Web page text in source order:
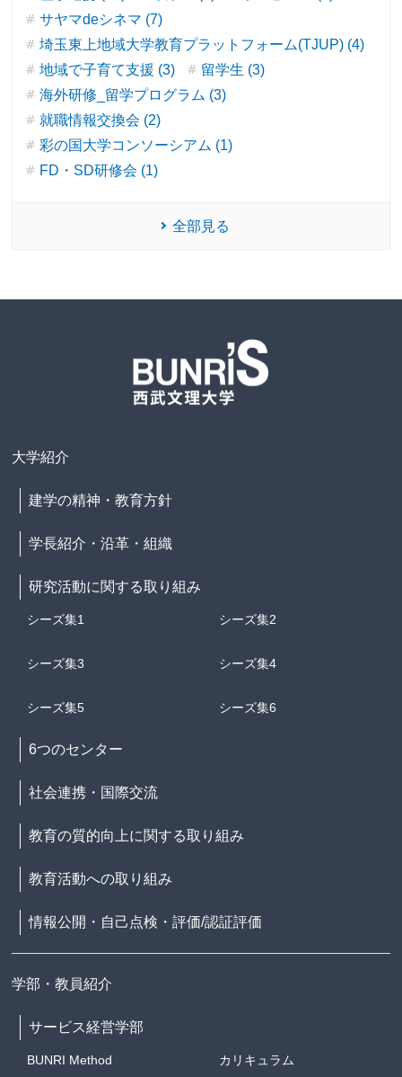
サヤマdeシネマ (7)
埼玉東上地域大学教育プラットフォーム(TJUP) (4)
地域で子育て支援 (3)
留学生 (3)
海外研修_留学プログラム (3)
就職情報交換会 (2)
彩の国大学コンソーシアム (1)
FD・SD研修会 (1)
全部見る
大学紹介
建学の精神・教育方針
学長紹介・沿革・組織
研究活動に関する取り組み
シーズ集1 シーズ集2
シーズ集3 シーズ集4
シーズ集5 シーズ集6
6つのセンター
社会連携・国際交流
教育の質的向上に関する取り組み
教育活動への取り組み
情報公開・自己点検・評価/認証評価
学部・教員紹介
サービス経営学部
BUNRI Method カリキュラム